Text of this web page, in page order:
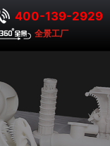
400-139-2929
全景工厂